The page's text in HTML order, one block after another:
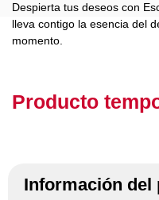
Despierta tus deseos con
lleva contigo la esencia del
momento.
Producto
Información del